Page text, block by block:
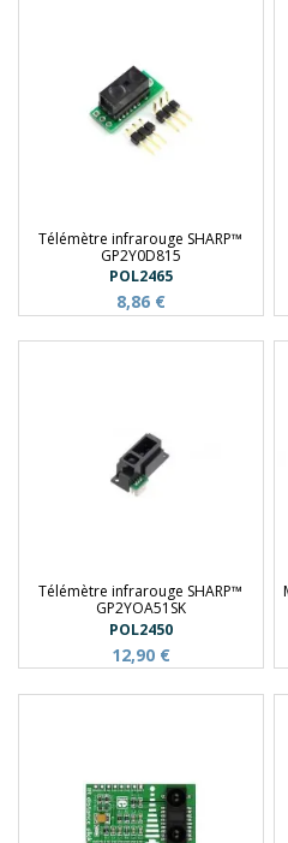
Télémètre infrarouge SHARP™
GP2Y0D815
POL2465
8,86 €
Télémètre infrarouge SHARP™
GP2YOA51SK
POL2450
12,90 €